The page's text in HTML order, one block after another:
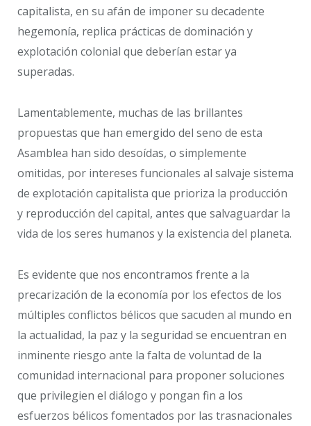
capitalista, en su afán de imponer su decadente
hegemonía, replica prácticas de dominación y
explotación colonial que deberían estar ya
superadas.
Lamentablemente, muchas de las brillantes
propuestas que han emergido del seno de esta
Asamblea han sido desoídas, o simplemente
omitidas, por intereses funcionales al salvaje sistema
de explotación capitalista que prioriza la producción
y reproducción del capital, antes que salvaguardar la
vida de los seres humanos y la existencia del planeta.
Es evidente que nos encontramos frente a la
precarización de la economía por los efectos de los
múltiples conflictos bélicos que sacuden al mundo en
la actualidad, la paz y la seguridad se encuentran en
inminente riesgo ante la falta de voluntad de la
comunidad internacional para proponer soluciones
que privilegien el diálogo y pongan fin a los
esfuerzos bélicos fomentados por las trasnacionales